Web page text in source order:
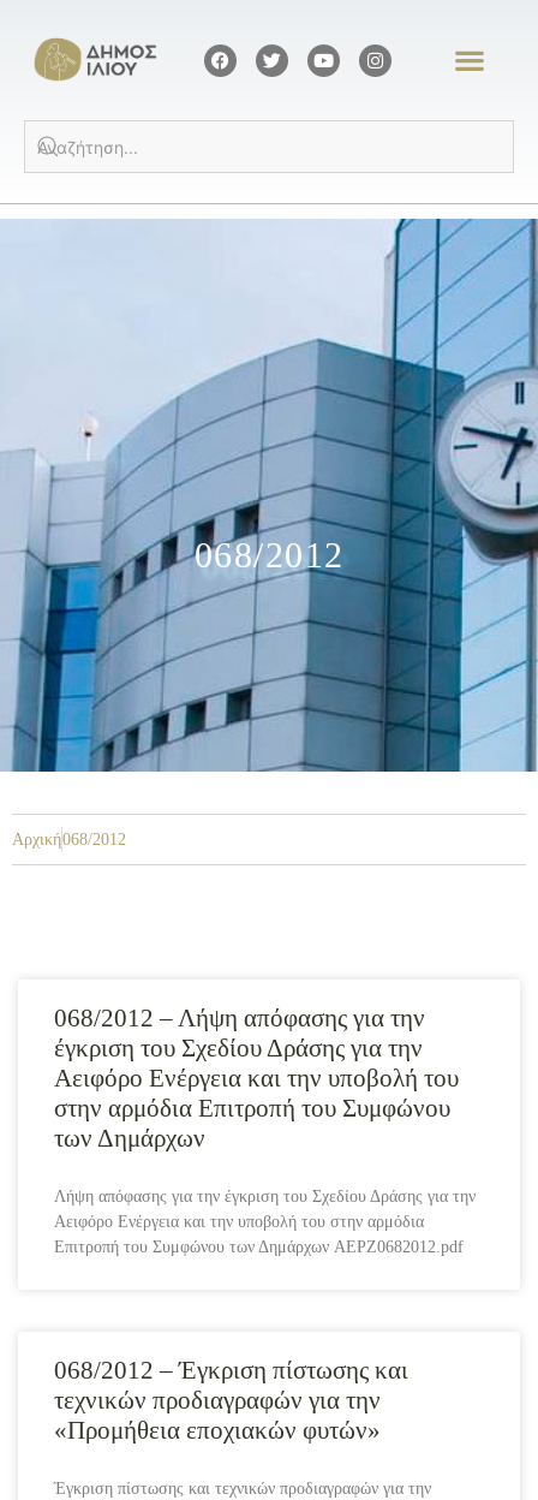
068/2012
Αρχική068/2012
068/2012 – Λήψη απόφασης για την
έγκριση του Σχεδίου Δράσης για την
Αειφόρο Ενέργεια και την υποβολή του
στην αρμόδια Επιτροπή του Συμφώνου
των Δημάρχων
Λήψη απόφασης για την έγκριση του Σχεδίου Δράσης για την
Αειφόρο Ενέργεια και την υποβολή του στην αρμόδια
Επιτροπή του Συμφώνου των Δημάρχων AEPZ0682012.pdf
068/2012 – Έγκριση πίστωσης και
τεχνικών προδιαγραφών για την
«Προμήθεια εποχιακών φυτών»
Έγκριση πίστωσης και τεχνικών προδιαγραφών για την